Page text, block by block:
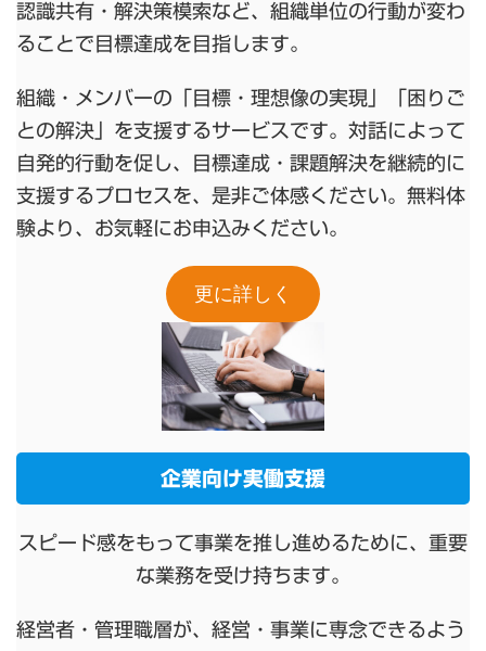
認識共有・解決策模索など、組織単位の行動が変わ
ることで目標達成を目指します。
組織・メンバーの「目標・理想像の実現」「困りご
との解決」を支援するサービスです。対話によって
自発的行動を促し、目標達成・課題解決を継続的に
支援するプロセスを、是非ご体感ください。無料体
験より、お気軽にお申込みください。
更に詳しく
企業向け実働支援
スピード感をもって事業を推し進めるために、重要
な業務を受け持ちます。
経営者・管理職層が、経営・事業に専念できるよう